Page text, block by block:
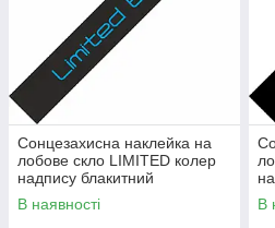
Сонцезахисна наклейка на
лобове скло LIMITED колер
надпису блакитний
В наявності
В